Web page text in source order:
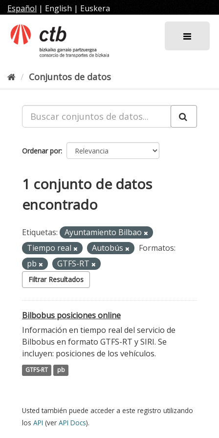
al
contenido
Español | English | Euskera
Conjuntos de datos
Ordenar por
1 conjunto de datos
encontrado
Etiquetas:
Ayuntamiento Bilbao
Tiempo real
Autobús
Formatos:
pb
GTFS-RT
Filtrar Resultados
Bilbobus posiciones online
Información en tiempo real del servicio de
Bilbobus en formato GTFS-RT y SIRI. Se
incluyen: posiciones de los vehículos.
GTFS-RT pb
Usted también puede acceder a este registro utilizando
los API (ver API Docs).